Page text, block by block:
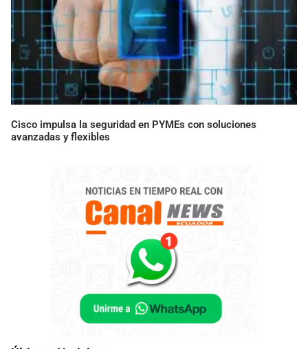
Cisco impulsa la seguridad en PYMEs con soluciones
avanzadas y flexibles